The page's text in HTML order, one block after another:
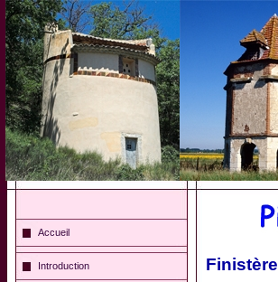
Accueil
Introduction Finistère